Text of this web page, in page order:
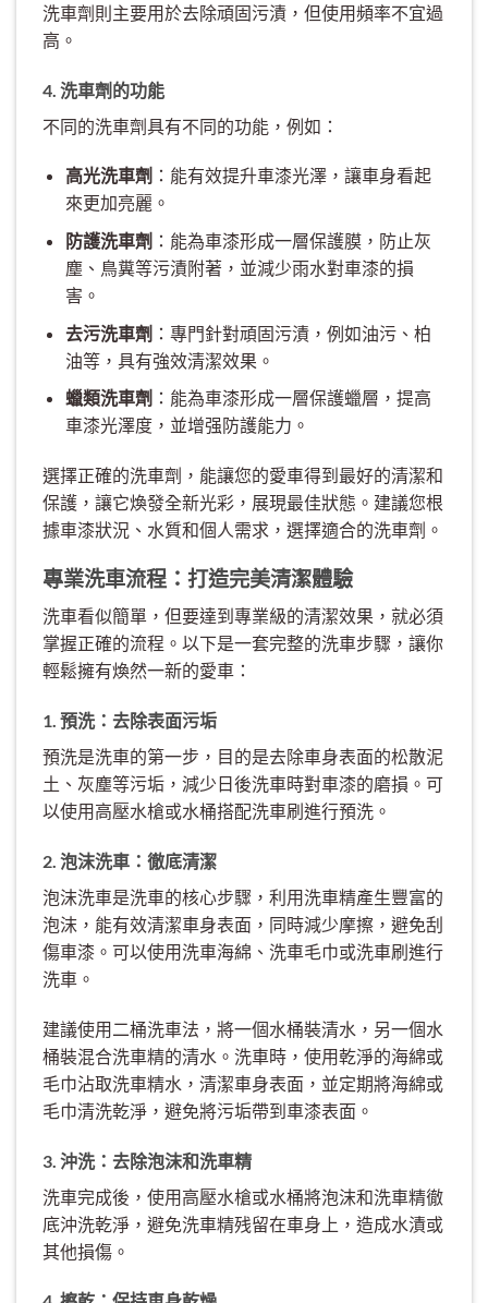
洗車劑則主要用於去除頑固污漬，但使用頻率不宜過
高。
4. 洗車劑的功能
不同的洗車劑具有不同的功能，例如：
高光洗車劑 ：能有效提升車漆光澤，讓車身看起
來更加亮麗。
防護洗車劑 ：能為車漆形成一層保護膜，防止灰
塵、鳥糞等污漬附著，並減少雨水對車漆的損
害。
去污洗車劑 ：專門針對頑固污漬，例如油污、柏
油等，具有強效清潔效果。
蠟類洗車劑 ：能為車漆形成一層保護蠟層，提高
車漆光澤度，並增强防護能力。
選擇正確的洗車劑，能讓您的愛車得到最好的清潔和
保護，讓它煥發全新光彩，展現最佳狀態。建議您根
據車漆狀況、水質和個人需求，選擇適合的洗車劑。
專業洗車流程：打造完美清潔體驗
洗車看似簡單，但要達到專業級的清潔效果，就必須
掌握正確的流程。以下是一套完整的洗車步驟，讓你
輕鬆擁有煥然一新的愛車：
1. 預洗：去除表面污垢
預洗是洗車的第一步，目的是去除車身表面的松散泥
土、灰塵等污垢，減少日後洗車時對車漆的磨損。可
以使用高壓水槍或水桶搭配洗車刷進行預洗。
2. 泡沫洗車：徹底清潔
泡沫洗車是洗車的核心步驟，利用洗車精產生豐富的
泡沫，能有效清潔車身表面，同時減少摩擦，避免刮
傷車漆。可以使用洗車海綿、洗車毛巾或洗車刷進行
洗車。
建議使用二桶洗車法，將一個水桶裝清水，另一個水
桶裝混合洗車精的清水。洗車時，使用乾淨的海綿或
毛巾沾取洗車精水，清潔車身表面，並定期將海綿或
毛巾清洗乾淨，避免將污垢帶到車漆表面。
3. 沖洗：去除泡沫和洗車精
洗車完成後，使用高壓水槍或水桶將泡沫和洗車精徹
底沖洗乾淨，避免洗車精残留在車身上，造成水漬或
其他損傷。